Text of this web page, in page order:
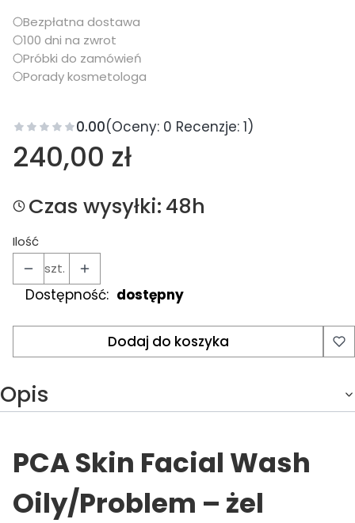
Bezpłatna dostawa
100 dni na zwrot
Próbki do zamówień
Porady kosmetologa
0.00(Oceny: 0 Recenzje: 1)
Cena
240,00 zł
Czas wysyłki:48h
Ilość
szt.
Dostępność: dostępny
Dodaj do koszyka
Opis
PCA Skin Facial Wash
Oily/Problem – żel